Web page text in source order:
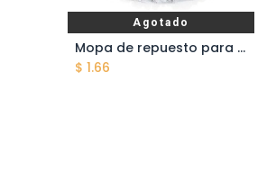
Agotado
Mopa de repuesto para el trapeador Spin Mop Giratorio
$ 1.66